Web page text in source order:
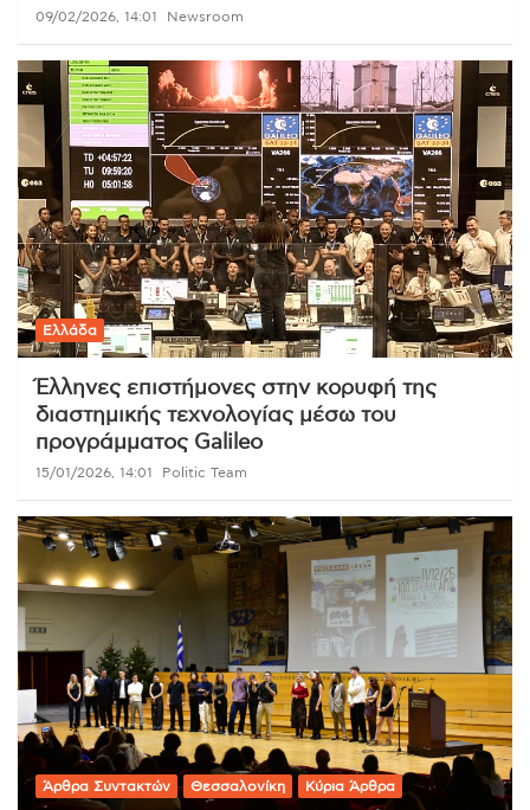
09/02/2026, 14:01 Newsroom
Ελλάδα
Έλληνες επιστήμονες στην κορυφή της
διαστημικής τεχνολογίας μέσω του
προγράμματος Galileo
15/01/2026, 14:01 Politic Team
Άρθρα Συντακτών Θεσσαλονίκη Κύρια Άρθρα